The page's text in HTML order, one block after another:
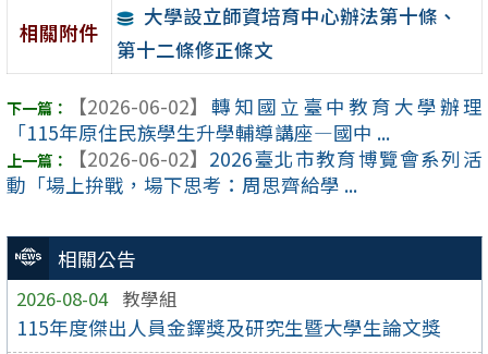
相關公告
2026-08-04 教學組
115年度傑出人員金鐸獎及研究生暨大學生論文獎
相關附件
大學設立師資培育中心辦法第十條、
第十二條修正條文
【2026-06-02】 轉知國立臺中教育大學辦理
「115年原住民族學生升學輔導講座—國中 ...
【2026-06-02】 2026臺北市教育博覽會系列活
動「場上拚戰，場下思考：周思齊給學 ...